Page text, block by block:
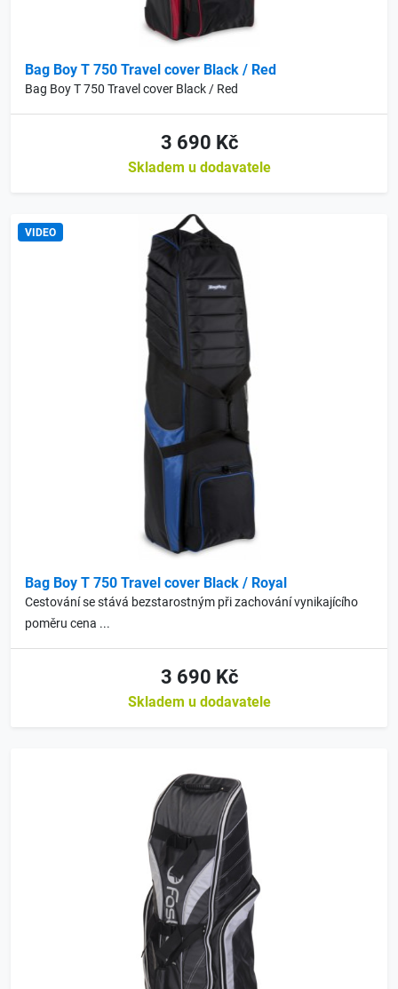
Bag Boy T 750 Travel cover Black / Red
Bag Boy T 750 Travel cover Black / Red
3 690 Kč
Skladem u dodavatele
VIDEO
Bag Boy T 750 Travel cover Black / Royal
Cestování se stává bezstarostným při zachování vynikajícího
poměru cena ...
3 690 Kč
Skladem u dodavatele